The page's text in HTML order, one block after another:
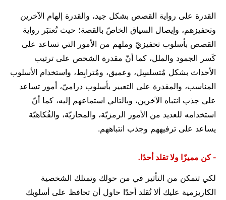
القدرة على رواية القصص بشكل جيد، والقدرة إلهام الآخرين
وتحفيزهم، وإيصال السياق الخاصّ بالقصة؛ حيث تُعتبَر رواية
القصص بأسلوب تحفيزيّ وملهم من الأمور التي تساعد على
كَسر الجمود والملل، كما أنّ مقدرة الشخص على ترتيب
الأحداث بشكل مُتسلسِل، وعميق، ومُترابِط، واستخدام الأسلوب
المناسب، والمقدرة على التعبير بأسلوب دراميّ، أمور تساعد
على جذب انتباه الآخرين، وبالتالي استماعهم إليه، كما أنّ
استخدامه للعديد من الأمور الرمزيّة، والمجازيّة، والفُكاهيّة
يساعد على ترفيههم وجذب انتباههم.
- كن مميزًا ولا تقلد أحدًا.
لكي تتمكن من التأثير في من حولك وتمتلك الشخصية
الكاريزمية عليك ألا تُقلد أحدًا حاول أن تحافظ على أسلوبك